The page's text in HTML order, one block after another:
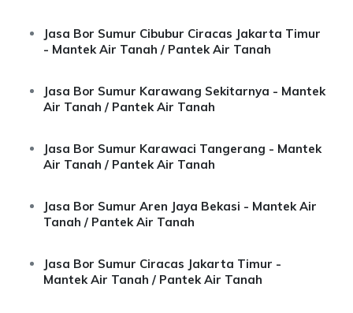
Jasa Bor Sumur Cibubur Ciracas Jakarta Timur
- Mantek Air Tanah / Pantek Air Tanah
Jasa Bor Sumur Karawang Sekitarnya - Mantek
Air Tanah / Pantek Air Tanah
Jasa Bor Sumur Karawaci Tangerang - Mantek
Air Tanah / Pantek Air Tanah
Jasa Bor Sumur Aren Jaya Bekasi - Mantek Air
Tanah / Pantek Air Tanah
Jasa Bor Sumur Ciracas Jakarta Timur -
Mantek Air Tanah / Pantek Air Tanah